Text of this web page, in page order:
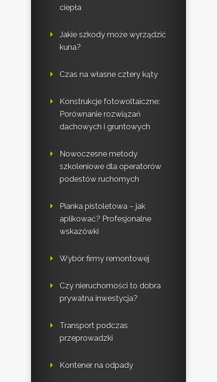
ciepła
Jakie szkody może wyrządzić
kuna?
Czas na własne cztery kąty
Konstrukcje fotowoltaiczne:
Porównanie rozwiązań
dachowych i gruntowych
Nowoczesne metody
szkoleniowe dla operatorów
podestów ruchomych
Pianka pistoletowa – jak
aplikować? Profesjonalne
wskazówki
Wybór firmy remontowej
Czy nieruchomości to dobra
prywatna inwestycja?
Transport podczas
przeprowadzki
Kontener na odpady